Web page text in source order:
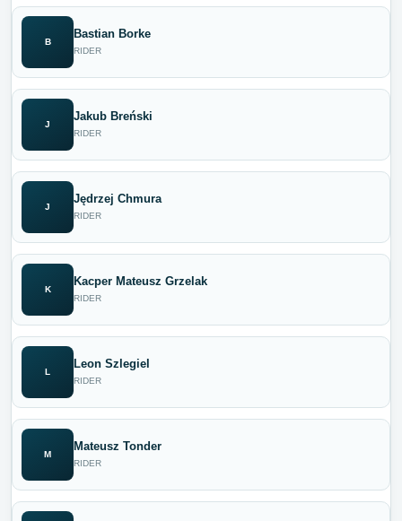
B
Bastian Borke
RIDER
J
Jakub Breński
RIDER
J
Jędrzej Chmura
RIDER
K
Kacper Mateusz Grzelak
RIDER
L
Leon Szlegiel
RIDER
M
Mateusz Tonder
RIDER